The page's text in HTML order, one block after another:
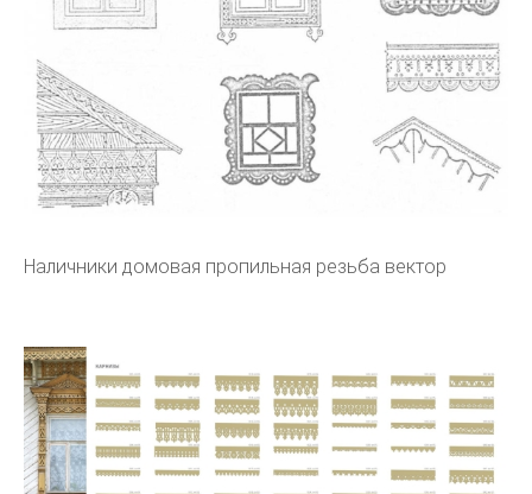
Наличники домовая пропильная резьба вектор